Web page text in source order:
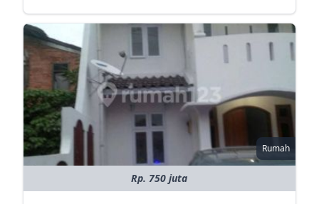
Rumah
Rp. 750 juta